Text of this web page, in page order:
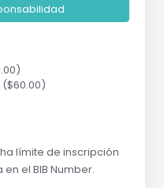
($60.00)
límite de inscripción
el BIB Number.